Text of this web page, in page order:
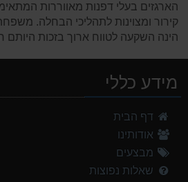
הארגזים בעלי דפנות מאווררות
קירור ומצוינות לתהליכי הבחלה.
הינה השקעה לטווח ארוך בזכות היותם
מידע כללי
דף הבית
אודותינו
מבצעים
שאלות נפוצות